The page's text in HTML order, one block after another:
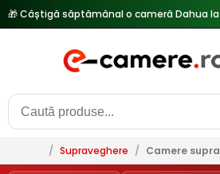
/ Supraveghere / Camere